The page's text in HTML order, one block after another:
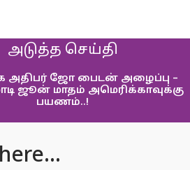
அடுத்த செய்தி
அதிபர் ஜோ பைடன் அழைப்பு –
ஜூன் மாதம் அமெரிக்காவுக்கு
பயணம்..!